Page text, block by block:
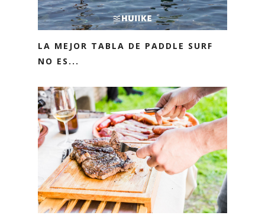
LA MEJOR TABLA DE PADDLE SURF
NO ES...